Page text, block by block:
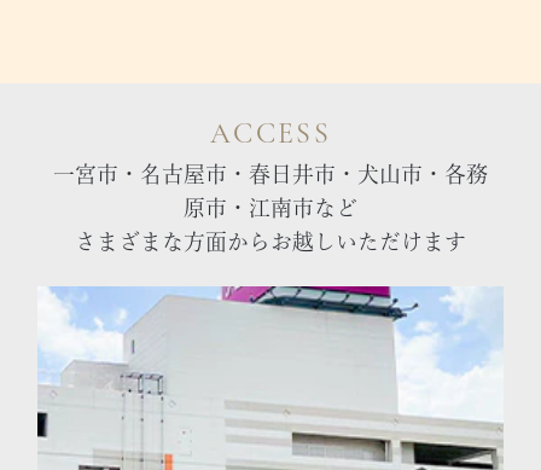
ACCESS
一宮市・名古屋市・春日井市・犬山市・各務
原市・江南市など
さまざまな方面からお越しいただけます